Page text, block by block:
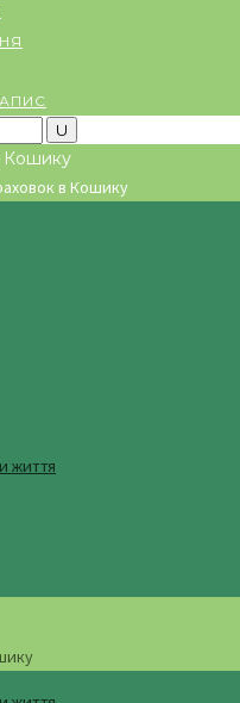
Кошику
в Кошику